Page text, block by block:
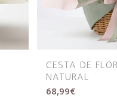
CESTA DE
NATURAL
68,99€